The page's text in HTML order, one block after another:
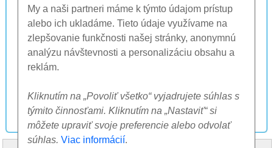
My a naši partneri máme k týmto údajom prístup
alebo ich ukladáme. Tieto údaje využívame na
zlepšovanie funkčnosti našej stránky, anonymnú
analýzu návštevnosti a personalizáciu obsahu a
reklám.
Kliknutím na „Povoliť všetko“ vyjadrujete súhlas s
týmito činnosťami. Kliknutím na „Nastaviť“ si
môžete upraviť svoje preferencie alebo odvolať
súhlas. Viac informácií.